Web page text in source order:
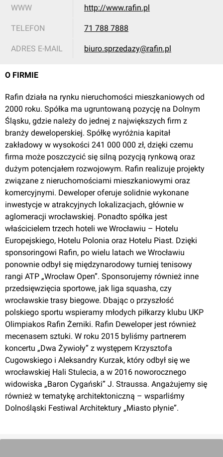
Wrocław, Kawalerzystów
Miasto Ogród Karłowice
Wrocław, Bończyka
[Słubice] Galeria Słubice
Słubice
Hotel Mövenpick (dawny Hotel Grand)
WWW http://www.rafin.pl
TELEFON 71 788 7888
ADRES E-MAIL biuro.sprzedazy@rafin.pl
O FIRMIE
Rafin działa na rynku nieruchomości mieszkaniowych od
2000 roku. Spółka ma ugruntowaną pozycję na Dolnym
Śląsku, gdzie należy do jednej z największych firm z
branży deweloperskiej. Spółkę wyróżnia kapitał
zakładowy w wysokości 241 000 000 zł, dzięki czemu
firma może poszczycić się silną pozycją rynkową oraz
dużym potencjałem rozwojowym. Rafin realizuje projekty
związane z nieruchomościami mieszkaniowymi oraz
komercyjnymi. Deweloper oferuje solidnie wykonane
inwestycje w atrakcyjnych lokalizacjach, głównie w
aglomeracji wrocławskiej. Ponadto spółka jest
właścicielem trzech hoteli we Wrocławiu – Hotelu
Europejskiego, Hotelu Polonia oraz Hotelu Piast. Dzięki
sponsoringowi Rafin, po wielu latach we Wrocławiu
ponownie odbył się międzynarodowy turniej tenisowy
rangi ATP „Wrocław Open”. Sponsorujemy również inne
przedsięwzięcia sportowe, jak liga squasha, czy
wrocławskie trasy biegowe. Dbając o przyszłość
polskiego sportu wspieramy młodych piłkarzy klubu UKP
Olimpiakos Rafin Żerniki. Rafin Deweloper jest również
mecenasem sztuki. W roku 2015 byliśmy partnerem
koncertu „Dwa Żywioły” z występem Krzysztofa
Cugowskiego i Aleksandry Kurzak, który odbył się we
wrocławskiej Hali Stulecia, a w 2016 noworocznego
widowiska „Baron Cygański” J. Straussa. Angażujemy się
również w tematykę architektoniczną – wsparliśmy
Dolnośląski Festiwal Architektury „Miasto płynie”.